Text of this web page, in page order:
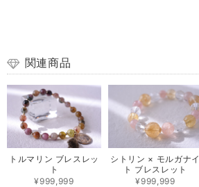
関連商品
トルマリン ブレスレッ
ト
¥999,999
シトリン × モルガナイ
ト ブレスレット
¥999,999